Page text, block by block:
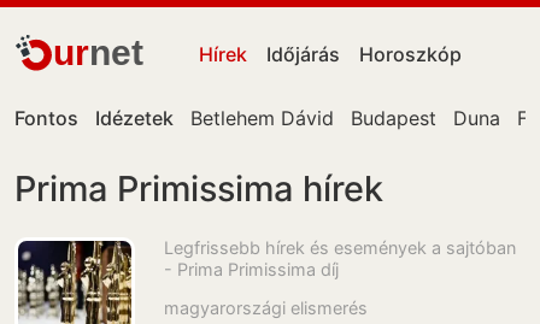
urnet Hírek Időjárás Horoszkóp
Fontos Idézetek Betlehem Dávid Budapest Duna
Prima Primissima hírek
Legfrissebb hírek és események a sajtóban
- Prima Primissima díj
magyarországi elismerés